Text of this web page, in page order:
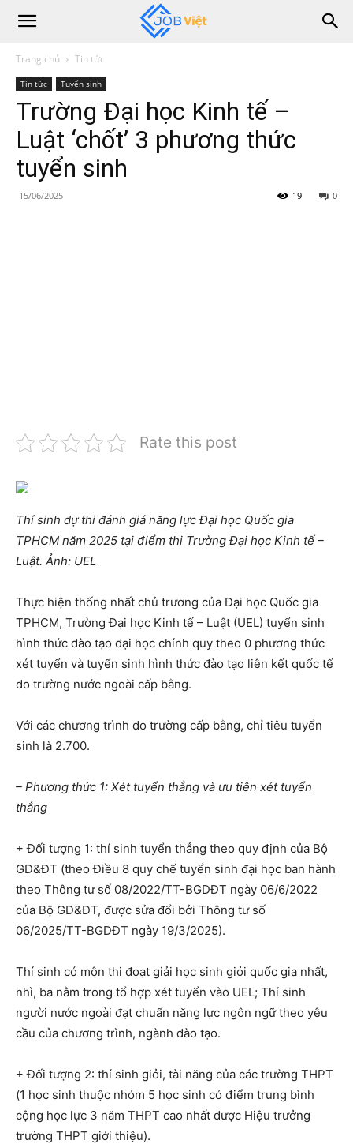
Trang chủ Tin tức
Tin tức Tuyển sinh
Trường Đại học Kinh tế –
Luật ‘chốt’ 3 phương thức
tuyển sinh
15/06/2025 0
19
Rate this post
Thí sinh dự thi đánh giá năng lực Đại học Quốc gia
TPHCM năm 2025 tại điểm thi Trường Đại học Kinh tế –
Luật. Ảnh: UEL
Thực hiện thống nhất chủ trương của Đại học Quốc gia
TPHCM, Trường Đại học Kinh tế – Luật (UEL) tuyển sinh
hình thức đào tạo đại học chính quy theo 0 phương thức
xét tuyển và tuyển sinh hình thức đào tạo liên kết quốc tế
do trường nước ngoài cấp bằng.
Với các chương trình do trường cấp bằng, chỉ tiêu tuyển
sinh là 2.700.
– Phương thức 1: Xét tuyển thẳng và ưu tiên xét tuyển
thẳng
+ Đối tượng 1: thí sinh tuyển thẳng theo quy định của Bộ
GD&ĐT (theo Điều 8 quy chế tuyển sinh đại học ban hành
theo Thông tư số 08/2022/TT-BGDĐT ngày 06/6/2022
của Bộ GD&ĐT, được sửa đổi bởi Thông tư số
06/2025/TT-BGDĐT ngày 19/3/2025).
Thí sinh có môn thi đoạt giải học sinh giỏi quốc gia nhất,
nhì, ba nằm trong tổ hợp xét tuyển vào UEL; Thí sinh
người nước ngoài đạt chuẩn năng lực ngôn ngữ theo yêu
cầu của chương trình, ngành đào tạo.
+ Đối tượng 2: thí sinh giỏi, tài năng của các trường THPT
(1 học sinh thuộc nhóm 5 học sinh có điểm trung bình
cộng học lực 3 năm THPT cao nhất được Hiệu trưởng
trường THPT giới thiệu).